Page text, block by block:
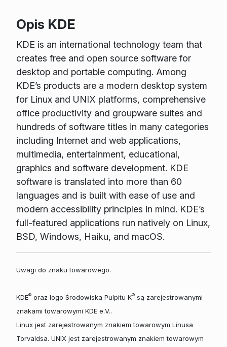
Opis KDE
KDE is an international technology team that
creates free and open source software for
desktop and portable computing. Among
KDE’s products are a modern desktop system
for Linux and UNIX platforms, comprehensive
office productivity and groupware suites and
hundreds of software titles in many categories
including Internet and web applications,
multimedia, entertainment, educational,
graphics and software development. KDE
software is translated into more than 60
languages and is built with ease of use and
modern accessibility principles in mind. KDE’s
full-featured applications run natively on Linux,
BSD, Windows, Haiku, and macOS.
Uwagi do znaku towarowego.
KDE®oraz logo Środowiska Pulpitu K®są zarejestrowanymi
znakami towarowymi KDE e.V..
Linux jest zarejestrowanym znakiem towarowym Linusa
Torvaldsa. UNIX jest zarejestrowanym znakiem towarowym